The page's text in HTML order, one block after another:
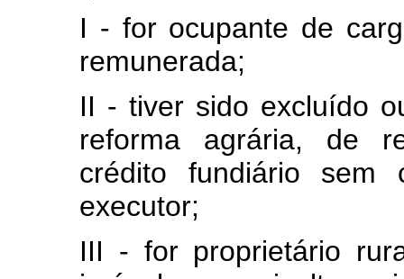
I - for ocupante de
remunerada;
II - tiver sido excluído
reforma agrária, de
crédito fundiário sem
executor;
III - for proprietário